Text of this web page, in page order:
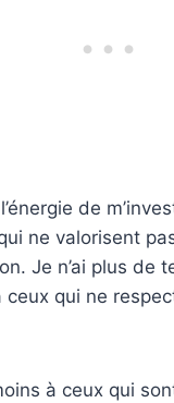
de
ne valorisent
Je n’ai plus de
ceux qui ne
à ceux qui